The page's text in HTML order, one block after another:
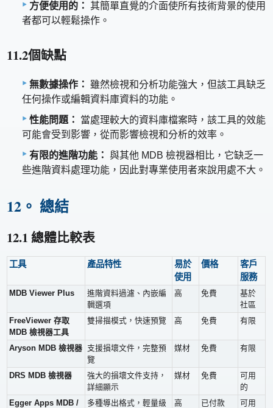
方便使用的： 其簡單直覺的介面使所有技術背景的使用
者都可以輕鬆操作。
11.2個缺點
無數據操作：
雖然檢視和分析功能強大，但該工具缺乏
任何操作或編輯資料庫資料的功能。
性能問題：
當處理較大的資料庫檔案時，該工具的效能
可能會受到影響，從而影響檢視和分析的效率。
有限的進階功能： 與其他 MDB 檢視器相比，它缺乏一
些進階資料處理功能，因此對專業使用者來說用處不大。
12。 總結
12.1 總體比較表
工具 產品特性
易於
使用
價格
客戶
服務
MDB Viewer Plus
進階資料過濾、內嵌編
輯選項
高 免費
基於
社區
FreeViewer 存取
MDB 檢視器工具
雙掃描模式，快速預覽 高 免費 有限
Aryson MDB 檢視器 支援損壞文件，完整預
覽
媒材 免費 有限
DRS MDB 檢視器
強大的損壞文件支持，
詳細顯示
媒材 免費
可用
的
Egger Apps MDB /
多種導出格式，輕量級 高 已付款
可用